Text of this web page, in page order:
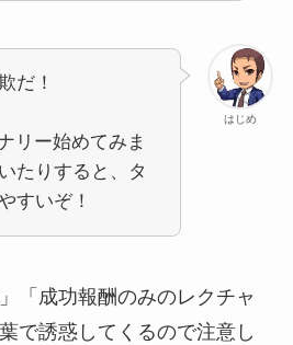
はじめ
だ！
リー始めてみま
たりすると、タ
すいぞ！
「成功報酬のみのレクチャ
で誘惑してくるので注意し